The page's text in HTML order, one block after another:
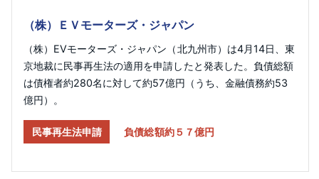
（株）ＥＶモーターズ・ジャパン
（株）EVモーターズ・ジャパン（北九州市）は4月14日、東
京地裁に民事再生法の適用を申請したと発表した。負債総額
は債権者約280名に対して約57億円（うち、金融債務約53
億円）。
民事再生法申請 負債総額約５７億円